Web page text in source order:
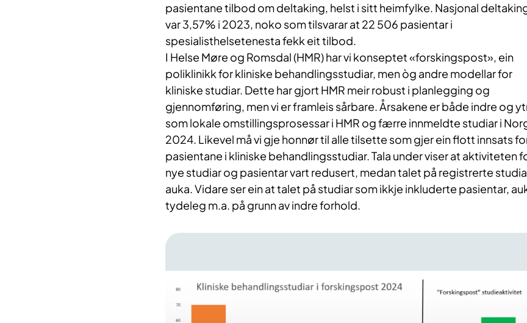
pasientane tilbod om deltaking, helst i sitt heimfylke. Nasjonal
var 3,57% i 2023, noko som tilsvarar at 22 506 pasientar i
spesialisthelsetenesta fekk eit tilbod.
I Helse Møre og Romsdal (HMR) har vi konseptet «forskingspost», ein
poliklinikk for kliniske behandlingsstudiar, men òg andre modellar for
kliniske studiar. Dette har gjort HMR meir robust i planlegging og
gjennomføring, men vi er framleis sårbare. Årsakene er både indre og
som lokale omstillingsprosessar i HMR og færre innmeldte studiar i
2024. Likevel må vi gje honnør til alle tilsette som gjer ein flott innsats
pasientane i kliniske behandlingsstudiar. Tala under viser at aktiviteten
nye studiar og pasientar vart redusert, medan talet på registrerte
auka. Vidare ser ein at talet på studiar som ikkje inkluderte pasientar,
tydeleg m.a. på grunn av indre forhold.